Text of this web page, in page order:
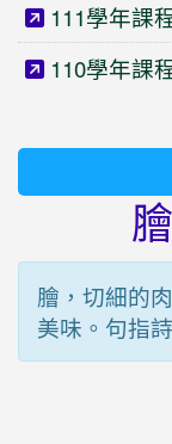
111學年課
110學年課
膾
膾，切細的
美味。句指